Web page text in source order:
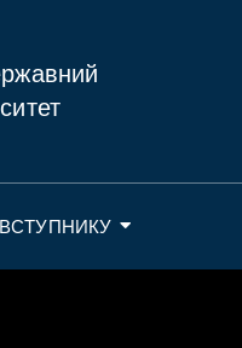
ВСТУПНИКУ